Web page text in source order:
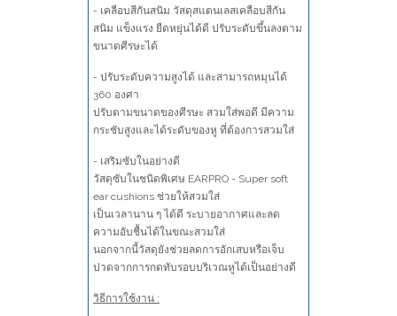
- เคลือบสีกันสนิม วัสดุสแตนเลสเคลือบสีกัน
สนิม แข็งแรง ยืดหยุ่นได้ดี ปรับระดับขึ้นลงตาม
ขนาดศีรษะได้
- ปรับระดับความสูงได้ และสามารถหมุนได้
360 องศา
ปรับตามขนาดของศีรษะ สวมใส่พอดี มีความ
กระชับสูงและได้ระดับของหู ที่ต้องการสวมใส่
- เสริมซับในอย่างดี
วัสดุซับในชนิดพิเศษ EARPRO - Super soft
ear cushions ช่วยให้สวมใส่
เป็นเวลานาน ๆ ได้ดี ระบายอากาศและลด
ความอับชื้นได้ในขณะสวมใส่
นอกจากนี้วัสดุยังช่วยลดการอักเสบหรือเจ็บ
ปวดจากการกดทับรอบบริเวณหูได้เป็นอย่างดี
วิธีการใช้งาน :